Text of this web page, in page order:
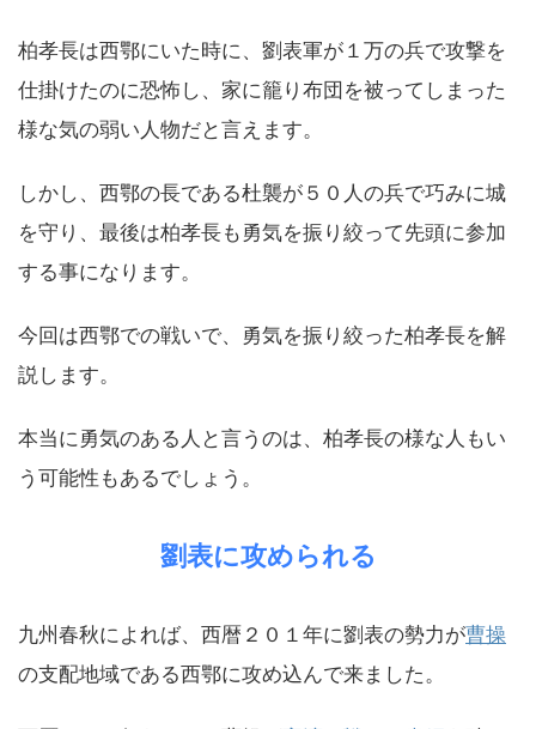
柏孝長は西鄂にいた時に、劉表軍が１万の兵で攻撃を
仕掛けたのに恐怖し、家に籠り布団を被ってしまった
様な気の弱い人物だと言えます。
しかし、西鄂の長である杜襲が５０人の兵で巧みに城
を守り、最後は柏孝長も勇気を振り絞って先頭に参加
する事になります。
今回は西鄂での戦いで、勇気を振り絞った柏孝長を解
説します。
本当に勇気のある人と言うのは、柏孝長の様な人もい
う可能性もあるでしょう。
劉表に攻められる
九州春秋によれば、西暦２０１年に劉表の勢力が曹操
の支配地域である西鄂に攻め込んで来ました。